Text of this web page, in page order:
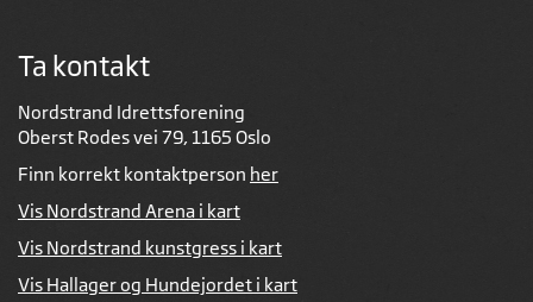
Ta kontakt
Nordstrand Idrettsforening
Oberst Rodes vei 79, 1165 Oslo
Finn korrekt kontaktperson her
Vis Nordstrand Arena i kart
Vis Nordstrand kunstgress i kart
Vis Hallager og Hundejordet i kart